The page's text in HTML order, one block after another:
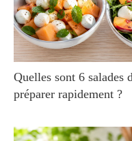
Quelles sont 6 salades
préparer rapidement ?